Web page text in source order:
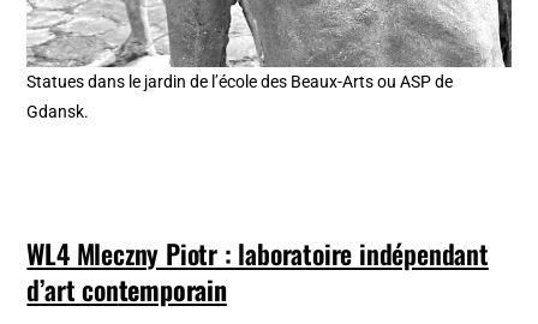
Statues dans le jardin de l’école des Beaux-Arts ou ASP de
Gdansk.
WL4 Mleczny Piotr : laboratoire indépendant
d’art contemporain